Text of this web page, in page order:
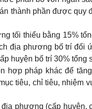
thành phần được quy
tối thiểu bằng 15%
địa phương bố trí đối
huyện bố trí 30% tổng
hợp pháp khác để
tiêu, chỉ tiêu, nhiệm
phương (cấp huyện,